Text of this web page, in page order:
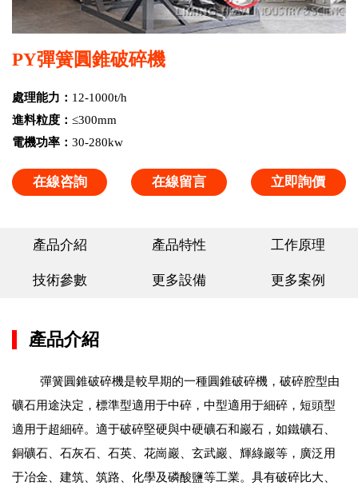
PY彈簧圓錐破碎機
處理能力： 12-1000t/h
進料粒度： ≤300mm
電機功率： 30-280kw
在線咨詢 在線留言 立即詢價
產品介紹 產品特性 工作原理
技術參數 更多設備 更多案例
產品介紹
彈簧圓錐破碎機是較早期的一種圓錐破碎機，破碎腔型由
礦石用途決定，標準型適用于中碎，中型適用于細碎，短頭型
適用于超細碎。適于破碎堅硬與中硬礦石和巖石，如鐵礦石、
銅礦石、石灰石、石英、花崗巖、玄武巖、輝綠巖等，廣泛用
于冶金、建筑、筑路、化學及磷酸鹽等工業。具有破碎比大、